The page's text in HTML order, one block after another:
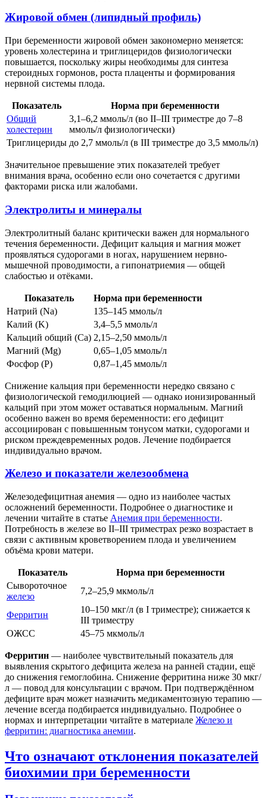
Жировой обмен (липидный профиль)
При беременности жировой обмен закономерно меняется:
уровень холестерина и триглицеридов физиологически
повышается, поскольку жиры необходимы для синтеза
стероидных гормонов, роста плаценты и формирования
нервной системы плода.
Показатель
Норма при беременности
Общий
холестерин
3,1–6,2 ммоль/л (во II–III триместре до 7–8
ммоль/л физиологически)
Триглицериды до 2,7 ммоль/л (в III триместре до 3,5 ммоль/л)
Значительное превышение этих показателей требует
внимания врача, особенно если оно сочетается с другими
факторами риска или жалобами.
Электролиты и минералы
Электролитный баланс критически важен для нормального
течения беременности. Дефицит кальция и магния может
проявляться судорогами в ногах, нарушением нервно-
мышечной проводимости, а гипонатриемия — общей
слабостью и отёками.
Показатель
Норма при беременности
Натрий (Na)
135–145 ммоль/л
Калий (K)
3,4–5,5 ммоль/л
Кальций общий (Ca) 2,15–2,50 ммоль/л
Магний (Mg)
0,65–1,05 ммоль/л
Фосфор (P)
0,87–1,45 ммоль/л
Снижение кальция при беременности нередко связано с
физиологической гемодилюцией — однако ионизированный
кальций при этом может оставаться нормальным. Магний
особенно важен во время беременности: его дефицит
ассоциирован с повышенным тонусом матки, судорогами и
риском преждевременных родов. Лечение подбирается
индивидуально врачом.
Железо и показатели железообмена
Железодефицитная анемия — одно из наиболее частых
осложнений беременности. Подробнее о диагностике и
лечении читайте в статье Анемия при беременности.
Потребность в железе во II–III триместрах резко возрастает в
связи с активным кроветворением плода и увеличением
объёма крови матери.
Показатель
Норма при беременности
Сывороточное
железо
7,2–25,9 мкмоль/л
Ферритин
10–150 мкг/л (в I триместре); снижается к
III триместру
ОЖСС
45–75 мкмоль/л
Ферритин — наиболее чувствительный показатель для
выявления скрытого дефицита железа на ранней стадии, ещё
до снижения гемоглобина. Снижение ферритина ниже 30 мкг/
л — повод для консультации с врачом. При подтверждённом
дефиците врач может назначить медикаментозную терапию —
лечение всегда подбирается индивидуально. Подробнее о
нормах и интерпретации читайте в материале Железо и
ферритин: диагностика анемии.
Что означают отклонения показателей
биохимии при беременности